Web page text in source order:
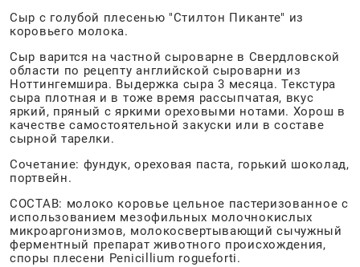
Сыр с голубой плесенью "Стилтон Пиканте" из
коровьего молока.
Сыр варится на частной сыроварне в Свердловской
области по рецепту английской сыроварни из
Ноттингемшира. Выдержка сыра 3 месяца. Текстура
сыра плотная и в тоже время рассыпчатая, вкус
яркий, пряный с яркими ореховыми нотами. Хорош в
качестве самостоятельной закуски или в составе
сырной тарелки.
Сочетание: фундук, ореховая паста, горький шоколад,
портвейн.
СОСТАВ: молоко коровье цельное пастеризованное с
использованием мезофильных молочнокислых
микроаргонизмов, молокосвертывающий сычужный
ферментный препарат животного происхождения,
споры плесени Penicillium rogueforti.